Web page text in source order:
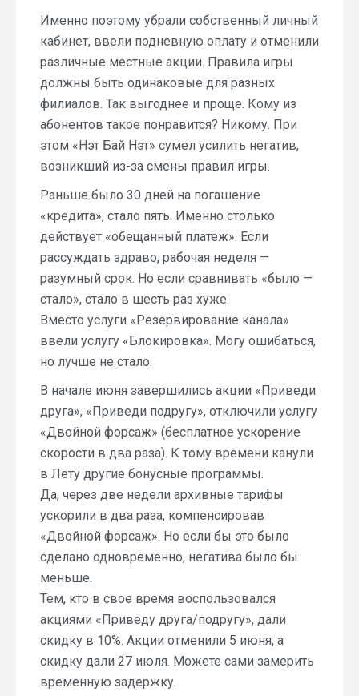
Именно поэтому убрали собственный личный
кабинет, ввели подневную оплату и отменили
различные местные акции. Правила игры
должны быть одинаковые для разных
филиалов. Так выгоднее и проще. Кому из
абонентов такое понравится? Никому. При
этом «Нэт Бай Нэт» сумел усилить негатив,
возникший из-за смены правил игры.
Раньше было 30 дней на погашение
«кредита», стало пять. Именно столько
действует «обещанный платеж». Если
рассуждать здраво, рабочая неделя —
разумный срок. Но если сравнивать «было —
стало», стало в шесть раз хуже.
Вместо услуги «Резервирование канала»
ввели услугу «Блокировка». Могу ошибаться,
но лучше не стало.
В начале июня завершились акции «Приведи
друга», «Приведи подругу», отключили услугу
«Двойной форсаж» (бесплатное ускорение
скорости в два раза). К тому времени канули
в Лету другие бонусные программы.
Да, через две недели архивные тарифы
ускорили в два раза, компенсировав
«Двойной форсаж». Но если бы это было
сделано одновременно, негатива было бы
меньше.
Тем, кто в свое время воспользовался
акциями «Приведу друга/подругу», дали
скидку в 10%. Акции отменили 5 июня, а
скидку дали 27 июля. Можете сами замерить
временную задержку.